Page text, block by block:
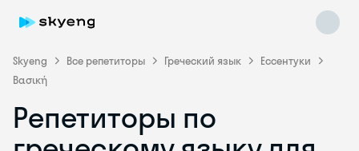
Skyeng Все репетиторы Греческий язык
Ессентуки
Βασική
Репетиторы по